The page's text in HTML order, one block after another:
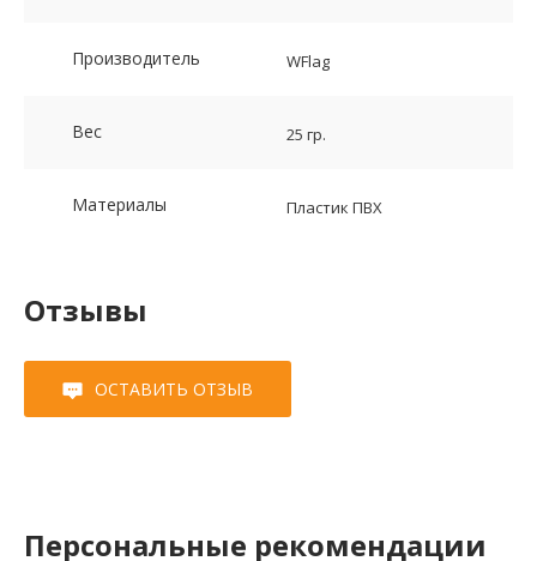
Производитель WFlag
Вес 25 гр.
Материалы Пластик ПВХ
Отзывы
ОСТАВИТЬ ОТЗЫВ
Персональные рекомендации